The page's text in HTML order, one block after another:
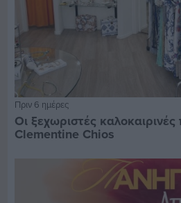
Πριν 6 ημέρες
Οι ξεχωριστές
Clementine Chios